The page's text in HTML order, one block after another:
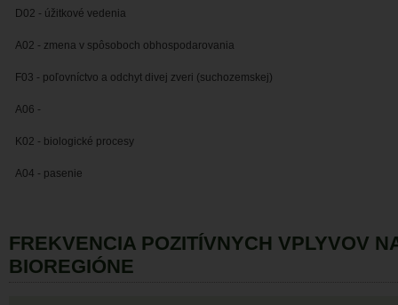
D02 - úžitkové vedenia
A02 - zmena v spôsoboch obhospodarovania
F03 - poľovníctvo a odchyt divej zveri (suchozemskej)
A06 -
K02 - biologické procesy
A04 - pasenie
FREKVENCIA POZITÍVNYCH VPLYVOV
BIOREGIÓNE